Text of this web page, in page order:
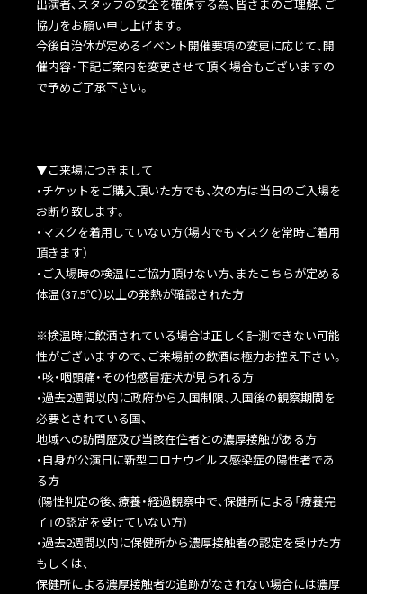
出演者、スタッフの安全を確保する為、皆さまのご理解、ご
協力をお願い申し上げます。
今後自治体が定めるイベント開催要項の変更に応じて、開
催内容・下記ご案内を変更させて頂く場合もございますの
で予めご了承下さい。
▼ご来場につきまして
・チケットをご購入頂いた方でも、次の方は当日のご入場を
お断り致します。
・マスクを着用していない方（場内でもマスクを常時ご着用
頂きます）
・ご入場時の検温にご協力頂けない方、またこちらが定める
体温（37.5℃）以上の発熱が確認された方
※検温時に飲酒されている場合は正しく計測できない可能
性がございますので、ご来場前の飲酒は極力お控え下さい。
・咳・咽頭痛・その他感冒症状が見られる方
・過去2週間以内に政府から入国制限、入国後の観察期間を
必要とされている国、
地域への訪問歴及び当該在住者との濃厚接触がある方
・自身が公演日に新型コロナウイルス感染症の陽性者であ
る方
（陽性判定の後、療養・経過観察中で、保健所による「療養完
了」の認定を受けていない方）
・過去2週間以内に保健所から濃厚接触者の認定を受けた方
もしくは、
保健所による濃厚接触者の追跡がなされない場合には濃厚